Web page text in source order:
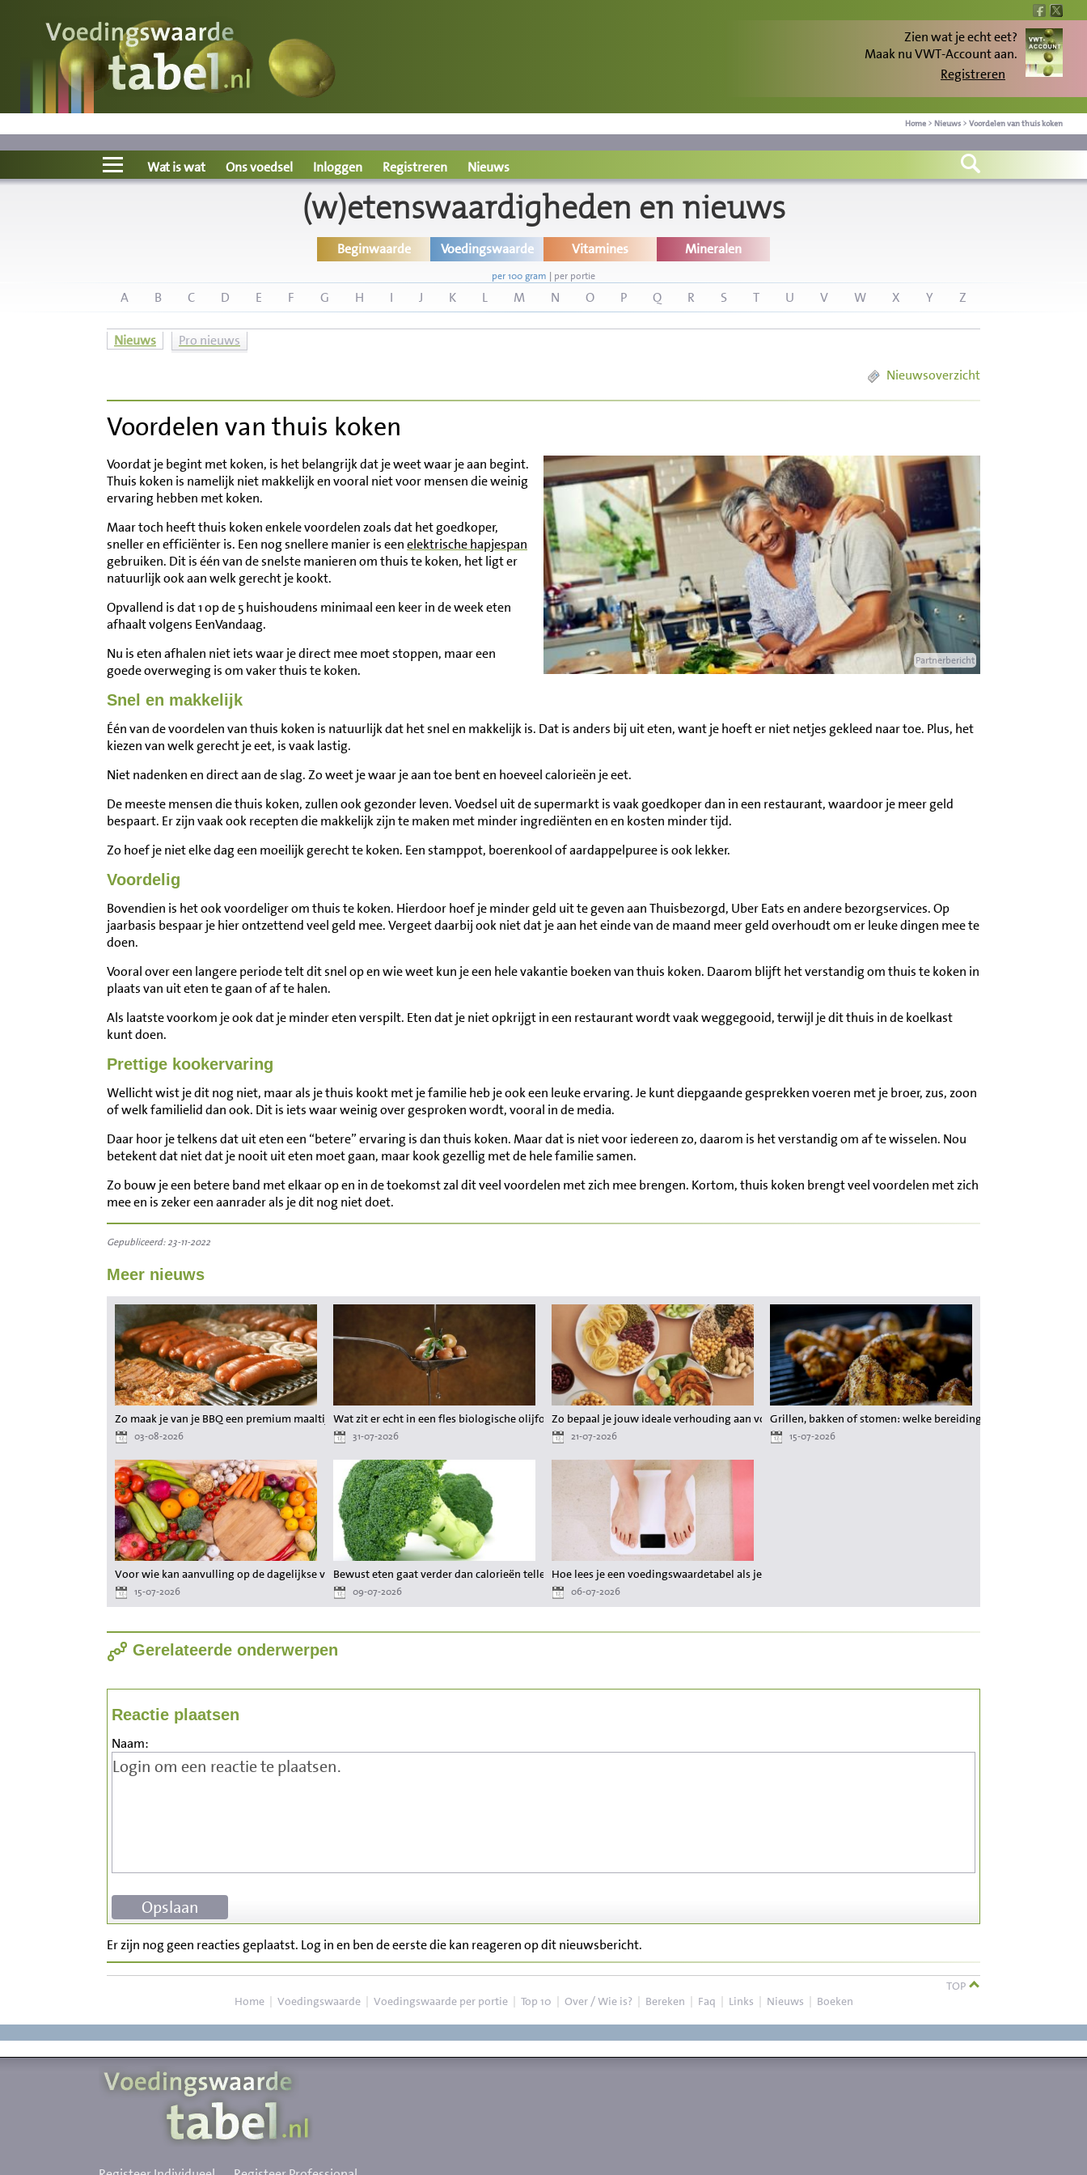
Zien wat je echt eet?
Maak nu VWT-Account aan.
Registreren
Home > Nieuws > Voordelen van thuis koken
Voedingswaarde
Wat is wat?
Ons voedsel
Registreren
Informatie
Disclaimer
Wat is wat Ons voedsel Inloggen Registreren Nieuws
(w)etenswaardigheden en nieuws
Beginwaarde Voedingswaarde Vitamines Mineralen
per 100 gram | per portie
A B C D E F G H I J K L M N O P Q R S T U V W X Y Z
Nieuws Pro nieuws
Nieuwsoverzicht
Voordelen van thuis koken
Partnerbericht
Voordat je begint met koken, is het belangrijk dat je weet waar je aan begint.
Thuis koken is namelijk niet makkelijk en vooral niet voor mensen die weinig
ervaring hebben met koken.
Maar toch heeft thuis koken enkele voordelen zoals dat het goedkoper,
sneller en efficiënter is. Een nog snellere manier is eenelektrische hapjespan
gebruiken. Dit is één van de snelste manieren om thuis te koken, het ligt er
natuurlijk ook aan welk gerecht je kookt.
Opvallend is dat 1 op de 5 huishoudens minimaal een keer in de week eten
afhaalt volgens EenVandaag.
Nu is eten afhalen niet iets waar je direct mee moet stoppen, maar een
goede overweging is om vaker thuis te koken.
Snel en makkelijk
Één van de voordelen van thuis koken is natuurlijk dat het snel en makkelijk is. Dat is anders bij uit eten, want je hoeft er niet netjes gekleed naar toe. Plus, het
kiezen van welk gerecht je eet, is vaak lastig.
Niet nadenken en direct aan de slag. Zo weet je waar je aan toe bent en hoeveel calorieën je eet.
De meeste mensen die thuis koken, zullen ook gezonder leven. Voedsel uit de supermarkt is vaak goedkoper dan in een restaurant, waardoor je meer geld
bespaart. Er zijn vaak ook recepten die makkelijk zijn te maken met minder ingrediënten en en kosten minder tijd.
Zo hoef je niet elke dag een moeilijk gerecht te koken. Een stamppot, boerenkool of aardappelpuree is ook lekker.
Voordelig
Bovendien is het ook voordeliger om thuis te koken. Hierdoor hoef je minder geld uit te geven aan Thuisbezorgd, Uber Eats en andere bezorgservices. Op
jaarbasis bespaar je hier ontzettend veel geld mee. Vergeet daarbij ook niet dat je aan het einde van de maand meer geld overhoudt om er leuke dingen mee te
doen.
Vooral over een langere periode telt dit snel op en wie weet kun je een hele vakantie boeken van thuis koken. Daarom blijft het verstandig om thuis te koken in
plaats van uit eten te gaan of af te halen.
Als laatste voorkom je ook dat je minder eten verspilt. Eten dat je niet opkrijgt in een restaurant wordt vaak weggegooid, terwijl je dit thuis in de koelkast
kunt doen.
Prettige kookervaring
Wellicht wist je dit nog niet, maar als je thuis kookt met je familie heb je ook een leuke ervaring. Je kunt diepgaande gesprekken voeren met je broer, zus, zoon
of welk familielid dan ook. Dit is iets waar weinig over gesproken wordt, vooral in de media.
Daar hoor je telkens dat uit eten een “betere” ervaring is dan thuis koken. Maar dat is niet voor iedereen zo, daarom is het verstandig om af te wisselen. Nou
betekent dat niet dat je nooit uit eten moet gaan, maar kook gezellig met de hele familie samen.
Zo bouw je een betere band met elkaar op en in de toekomst zal dit veel voordelen met zich mee brengen. Kortom, thuis koken brengt veel voordelen met zich
mee en is zeker een aanrader als je dit nog niet doet.
Gepubliceerd: 23-11-2022
Meer nieuws
Zo maak je van je BBQ een premium maaltijd zonder gedoe
03-08-2026
Wat zit er echt in een fles biologische olijfolie?
31-07-2026
Zo bepaal je jouw ideale verhouding aan voedingsstoffen tijdens het afvallen
21-07-2026
Grillen, bakken of stomen: welke bereiding behoudt de meeste
15-07-2026
Voor wie kan aanvulling op de dagelijkse voeding waardevol zijn?
15-07-2026
Bewust eten gaat verder dan calorieën tellen
09-07-2026
Hoe lees je een voedingswaardetabel als je wilt afvallen?
06-07-2026
Gerelateerde onderwerpen
Reactie plaatsen
Naam:
Er zijn nog geen reacties geplaatst. Log in en ben de eerste die kan reageren op dit nieuwsbericht.
TOP
Home | Voedingswaarde | Voedingswaarde per portie | Top 10 | Over / Wie is? | Bereken | Faq | Links | Nieuws | Boeken